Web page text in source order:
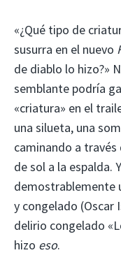
«¿Qué tipo de
susurra en el nuevo
de diablo lo hizo?»
semblante podría
«criatura» en el
una silueta, una
caminando a través
de sol a la espalda.
demostrablemente
y congelado (Oscar
delirio congelado
hizo eso.